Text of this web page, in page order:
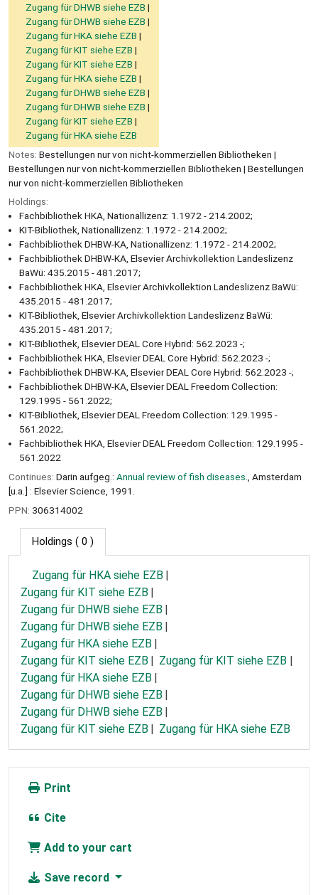
Zugang für DHWB siehe EZB
Zugang für DHWB siehe EZB
Zugang für HKA siehe EZB
Zugang für KIT siehe EZB
Zugang für KIT siehe EZB
Zugang für HKA siehe EZB
Zugang für DHWB siehe EZB
Zugang für DHWB siehe EZB
Zugang für KIT siehe EZB
Zugang für HKA siehe EZB
Notes: Bestellungen nur von nicht-kommerziellen Bibliotheken |
Bestellungen nur von nicht-kommerziellen Bibliotheken | Bestellungen
nur von nicht-kommerziellen Bibliotheken
Holdings:
Fachbibliothek HKA, Nationallizenz: 1.1972 - 214.2002;
KIT-Bibliothek, Nationallizenz: 1.1972 - 214.2002;
Fachbibliothek DHBW-KA, Nationallizenz: 1.1972 - 214.2002;
Fachbibliothek DHBW-KA, Elsevier Archivkollektion Landeslizenz
BaWü: 435.2015 - 481.2017;
Fachbibliothek HKA, Elsevier Archivkollektion Landeslizenz BaWü:
435.2015 - 481.2017;
KIT-Bibliothek, Elsevier Archivkollektion Landeslizenz BaWü:
435.2015 - 481.2017;
KIT-Bibliothek, Elsevier DEAL Core Hybrid: 562.2023 -;
Fachbibliothek HKA, Elsevier DEAL Core Hybrid: 562.2023 -;
Fachbibliothek DHBW-KA, Elsevier DEAL Core Hybrid: 562.2023 -;
Fachbibliothek DHBW-KA, Elsevier DEAL Freedom Collection:
129.1995 - 561.2022;
KIT-Bibliothek, Elsevier DEAL Freedom Collection: 129.1995 -
561.2022;
Fachbibliothek HKA, Elsevier DEAL Freedom Collection: 129.1995 -
561.2022
Continues: Darin aufgeg.: Annual review of fish diseases.
, Amsterdam
[u.a.] : Elsevier Science, 1991.
PPN: 306314002
Holdings ( 0 )
Zugang für HKA siehe EZB
Zugang für KIT siehe EZB
Zugang für DHWB siehe EZB
Zugang für DHWB siehe EZB
Zugang für HKA siehe EZB
Zugang für KIT siehe EZB
Zugang für KIT siehe EZB
Zugang für HKA siehe EZB
Zugang für DHWB siehe EZB
Zugang für DHWB siehe EZB
Zugang für KIT siehe EZB
Zugang für HKA siehe EZB
Print
Cite
Add to your cart
Save record